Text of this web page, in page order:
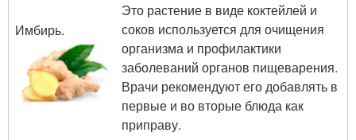
Имбирь.
Это растение в виде коктейлей и
соков используется для очищения
организма и профилактики
заболеваний органов пищеварения.
Врачи рекомендуют его добавлять в
первые и во вторые блюда как
приправу.